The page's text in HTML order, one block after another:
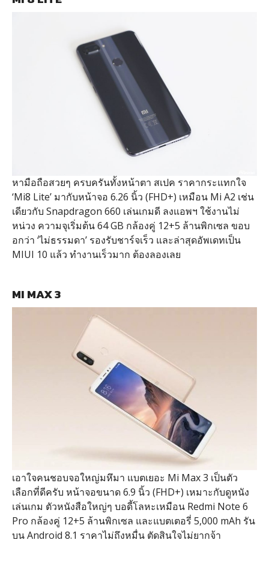
หามือถือสวยๆ ครบครันทั้งหน้าตา สเปค ราคากระแทกใจ
‘Mi8 Lite’ มากับหน้าจอ 6.26 นิ้ว (FHD+) เหมือน Mi A2 เช่น
เดียวกับ Snapdragon 660 เล่นเกมดี ลงแอพฯ ใช้งานไม่
หน่วง ความจุเริ่มต้น 64 GB กล้องคู่ 12+5 ล้านพิกเซล ขอบ
อกว่า ‘ไม่ธรรมดา’ รองรับชาร์จเร็ว และล่าสุดอัพเดทเป็น
MIUI 10 แล้ว ทำงานเร็วมาก ต้องลองเลย
MI MAX 3
เอาใจคนชอบจอใหญ่มหึมา แบตเยอะ Mi Max 3 เป็นตัว
เลือกที่ดีครับ หน้าจอขนาด 6.9 นิ้ว (FHD+) เหมาะกับดูหนัง
เล่นเกม ตัวหนังสือใหญ่ๆ บอดี้โลหะเหมือน Redmi Note 6
Pro กล้องคู่ 12+5 ล้านพิกเซล และแบตเตอรี่ 5,000 mAh รัน
บน Android 8.1 ราคาไม่ถึงหมื่น ตัดสินใจไม่ยากจ้า